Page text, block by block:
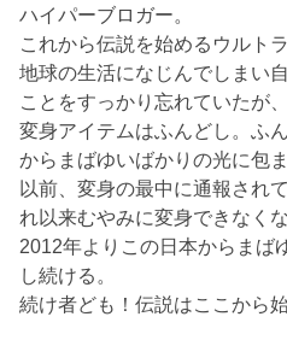
ハイパーブロガー。
これから伝説を始めるウルト
地球の生活になじんでしまい
ことをすっかり忘れていたが
変身アイテムはふんどし。ふ
からまばゆいばかりの光に包
以前、変身の最中に通報され
れ以来むやみに変身できなく
2012年よりこの日本からまば
し続ける。
続け者ども！伝説はここから